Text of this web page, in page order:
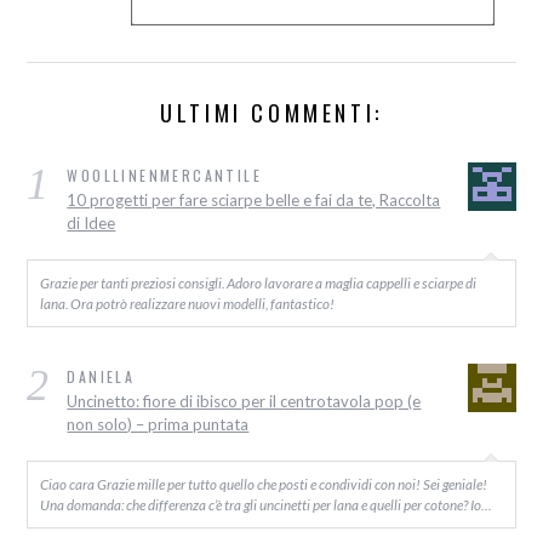
ULTIMI COMMENTI:
1 WOOLLINENMERCANTILE
10 progetti per fare sciarpe belle e fai da te, Raccolta
di Idee
Grazie per tanti preziosi consigli. Adoro lavorare a maglia cappelli e sciarpe di
lana. Ora potrò realizzare nuovi modelli, fantastico!
2 DANIELA
Uncinetto: fiore di ibisco per il centrotavola pop (e
non solo) – prima puntata
Ciao cara Grazie mille per tutto quello che posti e condividi con noi! Sei geniale!
Una domanda: che differenza c’è tra gli uncinetti per lana e quelli per cotone? Io…